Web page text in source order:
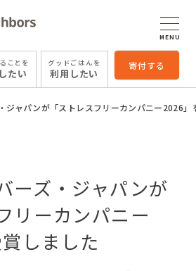
ことを
たい
グッドごはんを
利用したい
寄付する
MENU
ジャパンが「ストレスフリーカンパニー2026」
ーズ・ジャパンが
リーカンパニー
しました